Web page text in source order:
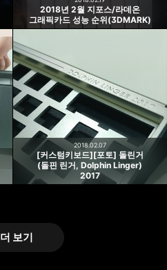
2018년 2월 지포스/라데온
그래픽카드 성능 순위(3DMARK)
[커스텀키보드][포토] 돌린거
(돌핀 린거, Dolphin Linger)
2017
2018.02.07
더 보기